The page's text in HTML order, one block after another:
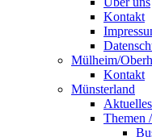
Kontakt
Mülheim/
Kontakt
Münsterland
Themen